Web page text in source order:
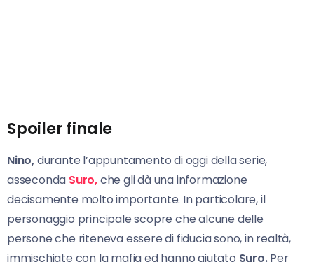
Spoiler finale
Nino,durante l’appuntamento di oggi della serie,
asseconda Suro,che gli dà una informazione
decisamente molto importante. In particolare, il
personaggio principale scopre che alcune delle
persone che riteneva essere di fiducia sono, in realtà,
immischiate con la mafia ed hanno aiutato Suro.Per